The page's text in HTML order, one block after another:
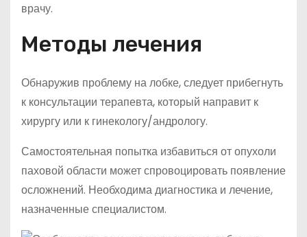
врачу.
Методы лечения
Обнаружив проблему на лобке, следует прибегнуть
к консультации терапевта, который направит к
хирургу или к гинекологу/андрологу.
Самостоятельная попытка избавиться от опухоли
паховой области может спровоцировать появление
осложнений. Необходима диагностика и лечение,
назначенные специалистом.